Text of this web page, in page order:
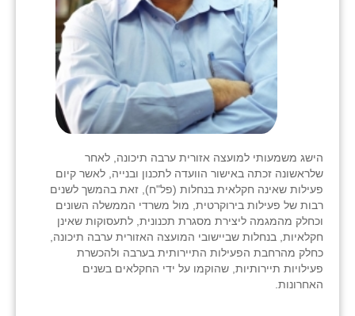
הישג משמעותי למועצה אזורית ערבה תיכונה, לאחר
שלראשונה זכתה באישור הוועדה לתכנון ובנייה, לאשר קיום
פעילות שאינה חקלאית בנחלות (פל"ח), זאת בהמשך לשנים
רבות של פעילות בירוקרטית, מול משרדי הממשלה השונים
וכחלק מהמגמה ליצירת מסגרת תכנונית, לתעסוקות שאינן
חקלאיות, בנחלות שביישובי המועצה האזורית ערבה תיכונה,
כחלק מהרחבת הפעילות התיירותית בערבה ולהכשרת
פעילויות תיירותיות, שהוקמו על ידי החקלאים בשנים
האחרונות.